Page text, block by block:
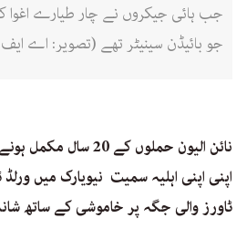
جب ہائی جیکروں نے چار طیارے
جو بائیڈن سینیٹر تھے (تصویر: اے
نائن الیون حملوں کے
اپنی اپنی اہلیہ سمیت نیویارک میں
ٹاورز والی جگہ پر خاموشی کے ساتھ